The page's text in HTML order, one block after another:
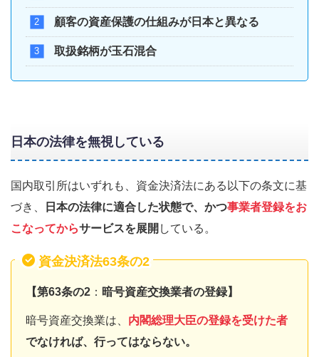
顧客の資産保護の仕組みが日本と異なる
取扱銘柄が玉石混合
日本の法律を無視している
国内取引所はいずれも、資金決済法にある以下の条文に基
づき、
日本の法律に適合した状態で、かつ事業者登録をお
こなってからサービスを展開 している。
資金決済法63条の2
【第63条の2 ： 暗号資産交換業者の登録】
暗号資産交換業は、 内閣総理大臣の登録を受けた者
でなければ、行ってはならない。